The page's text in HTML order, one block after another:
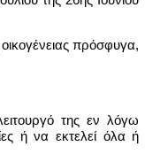
πρόσφυγα,
της εν λόγω
ή να εκτελεί όλα ή